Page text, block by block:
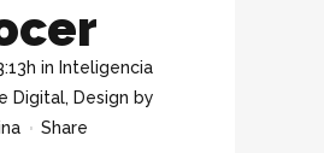
in Inteligencia
Digital, Design by
Share